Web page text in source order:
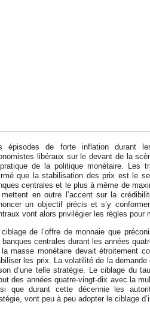
épisodes de forte inflation durant
libéraux sur le devant de la
de la politique monétaire. Les
que la stabilisation des prix est le
centrales et le plus à même de
mettent en outre l’accent sur la
un objectif précis et s’y
vont alors privilégier les règles pour
ciblage de l’offre de monnaie que
banques centrales durant les années
masse monétaire devait étroitement
les prix. La volatilité de la
d’une telle stratégie. Le ciblage du
des années quatre-vingt-dix avec la
que durant cette décennie les
vont peu à peu adopter le ciblage